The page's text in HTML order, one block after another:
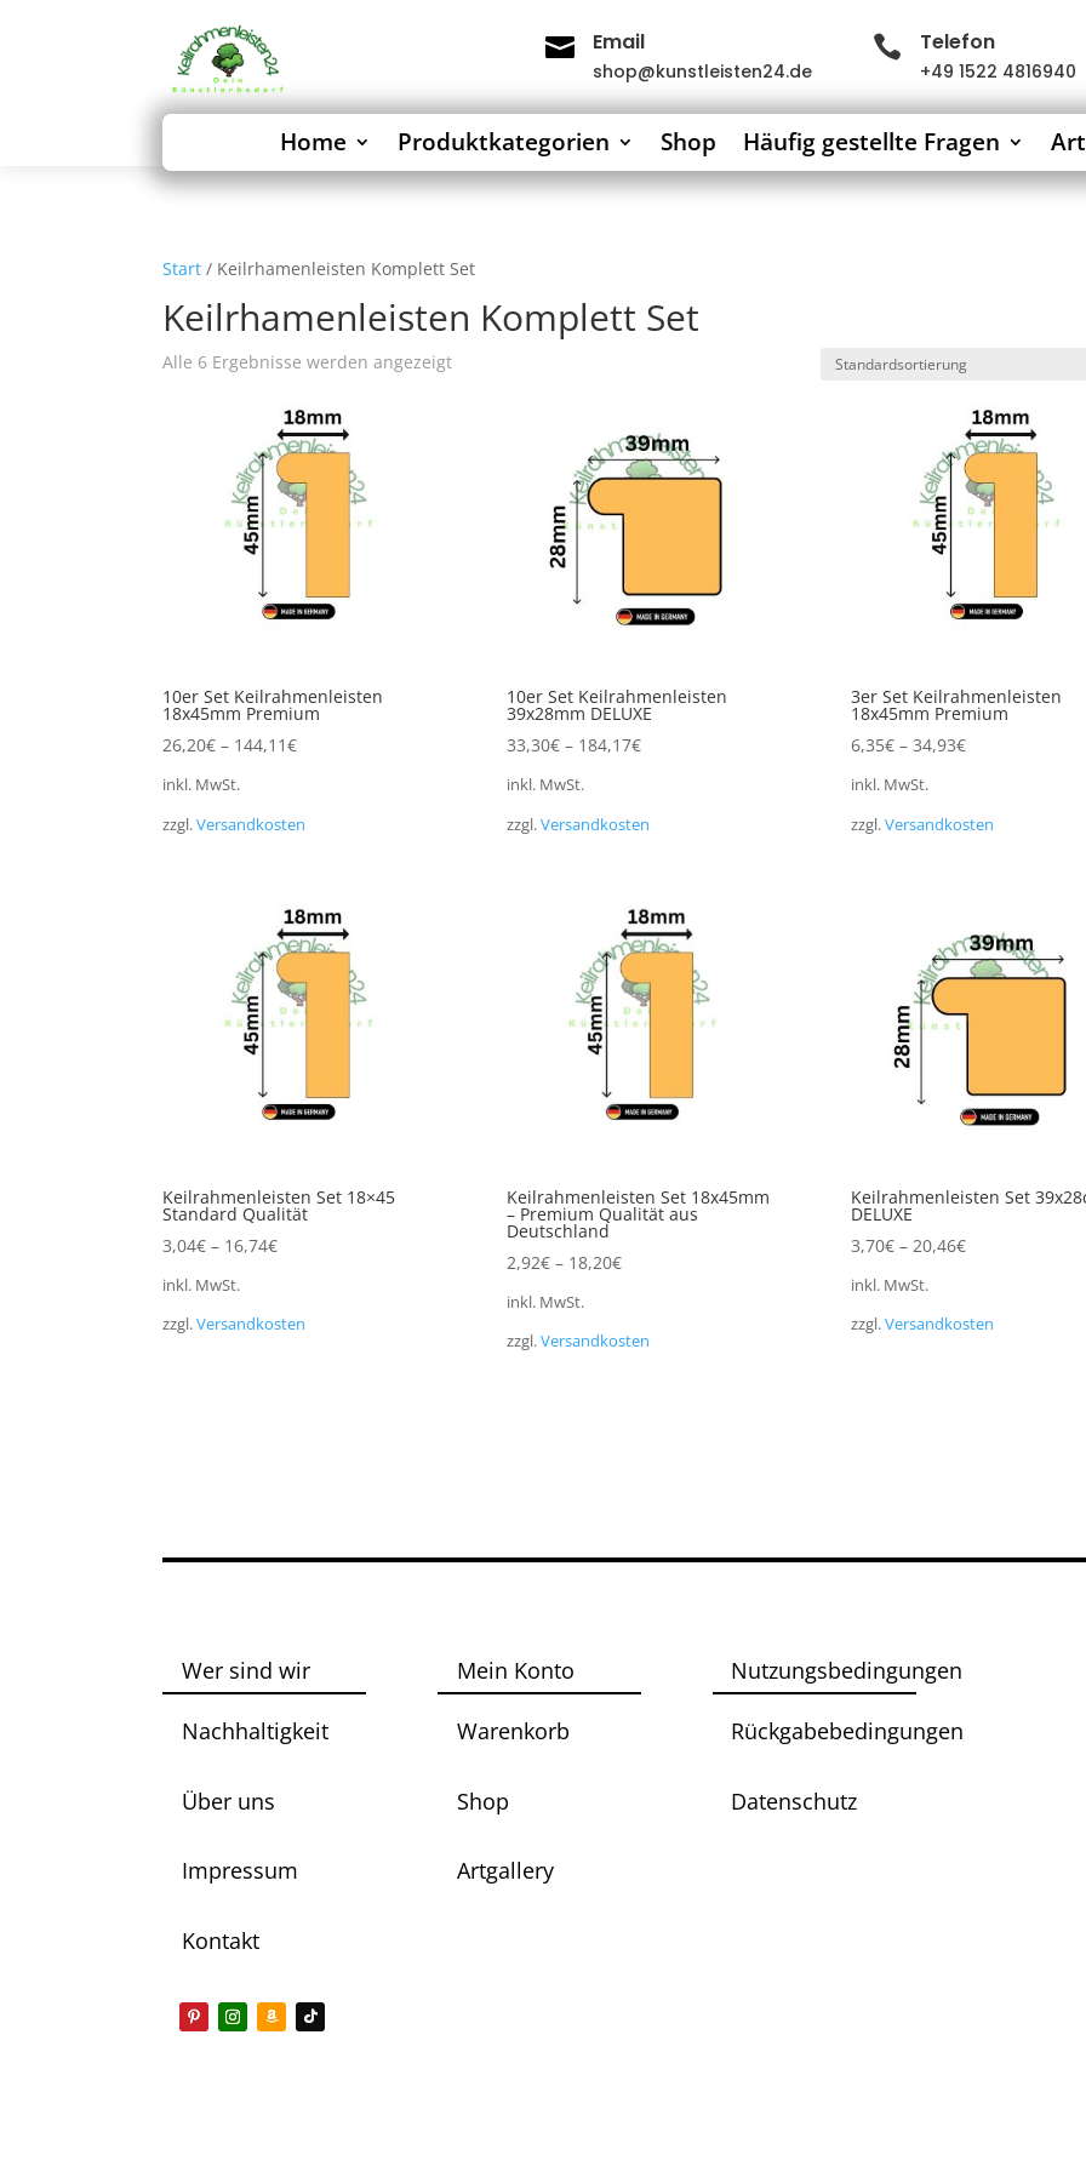
 Email
shop@kunstleisten24.de
 Telefon
+49 1522 4816940
Home Produktkategorien Shop Häufig gestellte Fragen
Start / Keilrhamenleisten Komplett Set
Keilrhamenleisten Komplett Set
Alle 6 Ergebnisse werden angezeigt
10er Set Keilrahmenleisten
18x45mm Premium
26,20€ – 144,11€
inkl. MwSt.
zzgl.Versandkosten
10er Set Keilrahmenleisten
39x28mm DELUXE
33,30€– 184,17€
inkl. MwSt.
zzgl.Versandkosten
3er Set Keilrahmenleisten
18x45mm Premium
6,35€– 34,93€
inkl. MwSt.
zzgl.Versandkosten
Keilrahmenleisten Set 18×45
Standard Qualität
3,04€ – 16,74€
inkl. MwSt.
zzgl.Versandkosten
Keilrahmenleisten Set 18x45mm
– Premium Qualität aus
Deutschland
2,92€– 18,20€
inkl. MwSt.
zzgl.Versandkosten
Keilrahmenleisten Set
DELUXE
3,70€– 20,46€
inkl. MwSt.
zzgl.Versandkosten
Wer sind wir
Nachhaltigkeit
Über uns
Impressum
Kontakt
Mein Konto
Warenkorb
Shop
Artgallery
Nutzungsbedingungen
Rückgabebedingungen
Datenschutz